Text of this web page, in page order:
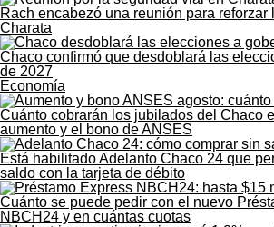
Rach encabezó una reunión para reforzar
Charata
Chaco confirmó que desdoblará las
de 2027
Economía
Cuánto cobrarán los jubilados del Chaco
aumento y el bono de ANSES
Está habilitado Adelanto Chaco 24 que
saldo con la tarjeta de débito
Cuánto se puede pedir con el nuevo
NBCH24 y en cuántas cuotas